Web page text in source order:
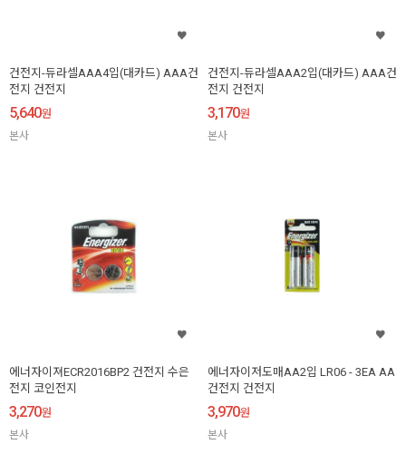
건전지-듀라셀AAA4입(대카드) AAA건
전지 건전지
5,640원
본사
건전지-듀라셀AAA2입(대카드) AAA건
전지 건전지
3,170원
본사
에너자이져ECR2016BP2 건전지 수은
전지 코인전지
3,270원
본사
에너자이저도매AA2입 LR06 - 3EA AA
건전지 건전지
3,970원
본사